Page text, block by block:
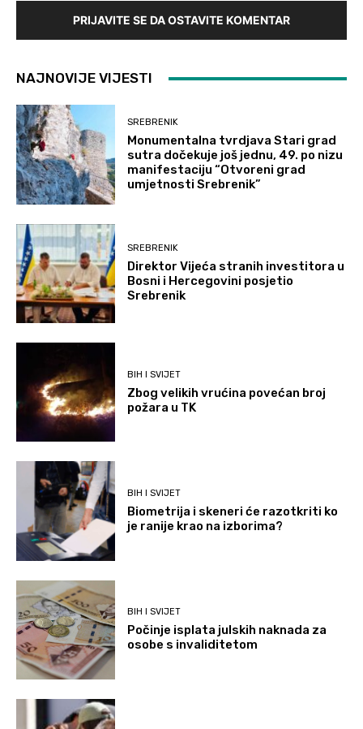
PRIJAVITE SE DA OSTAVITE KOMENTAR
NAJNOVIJE VIJESTI
SREBRENIK
Monumentalna tvrdjava Stari grad
sutra dočekuje još jednu, 49. po nizu
manifestaciju “Otvoreni grad
umjetnosti Srebrenik”
SREBRENIK
Direktor Vijeća stranih investitora u
Bosni i Hercegovini posjetio
Srebrenik
BIH I SVIJET
Zbog velikih vrućina povećan broj
požara u TK
BIH I SVIJET
Biometrija i skeneri će razotkriti ko
je ranije krao na izborima?
BIH I SVIJET
Počinje isplata julskih naknada za
osobe s invaliditetom